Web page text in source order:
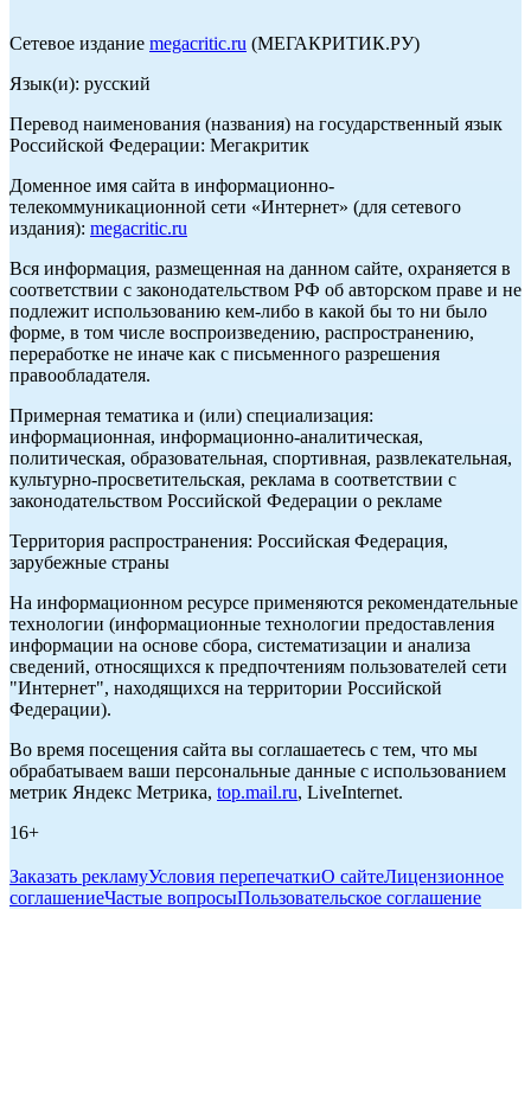
Сетевое издание megacritic.ru (МЕГАКРИТИК.РУ)
Язык(и): русский
Перевод наименования (названия) на государственный язык
Российской Федерации: Мегакритик
Доменное имя сайта в информационно-
телекоммуникационной сети «Интернет» (для сетевого
издания): megacritic.ru
Вся информация, размещенная на данном сайте, охраняется в
соответствии с законодательством РФ об авторском праве и не
подлежит использованию кем-либо в какой бы то ни было
форме, в том числе воспроизведению, распространению,
переработке не иначе как с письменного разрешения
правообладателя.
Примерная тематика и (или) специализация:
информационная, информационно-аналитическая,
политическая, образовательная, спортивная, развлекательная,
культурно-просветительская, реклама в соответствии с
законодательством Российской Федерации о рекламе
Территория распространения: Российская Федерация,
зарубежные страны
На информационном ресурсе применяются рекомендательные
технологии (информационные технологии предоставления
информации на основе сбора, систематизации и анализа
сведений, относящихся к предпочтениям пользователей сети
"Интернет", находящихся на территории Российской
Федерации).
Во время посещения сайта вы соглашаетесь с тем, что мы
обрабатываем ваши персональные данные с использованием
метрик Яндекс Метрика, top.mail.ru, LiveInternet.
16+
Заказать рекламуУсловия перепечаткиО сайтеЛицензионное
соглашениеЧастые вопросыПользовательское соглашение